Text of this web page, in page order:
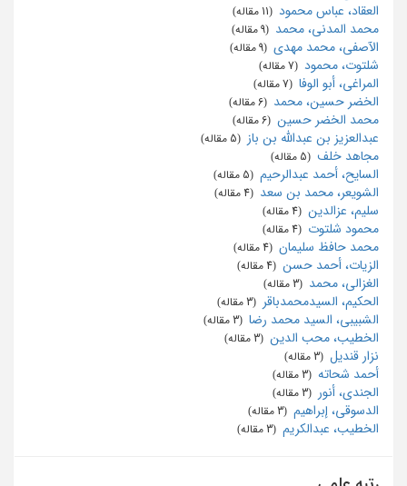
العقاد، عباس محمود
محمد المدنی، محمد
الآصفی، محمد مهدی
شلتوت، محمود
المراغی، أبو الوفا
الخضر حسین، محمد
محمد الخضر حسین
عبدالعزیز بن عبدالله بن باز
مجاهد خلف
السایح، أحمد عبدالرحیم
الشویعر، محمد بن سعد
سلیم، عزالدین
محمود شلتوت
محمد حافظ سلیمان
الزیات، أحمد حسن
الغزالی، محمد
الحکیم، السیدمحمدباقر
الشبیبی، السید محمد رضا
الخطیب، محب الدین
نزار قندیل
أحمد شحاته
الجندی، أنور
الدسوقی، إبراهیم
الخطیب، عبدالکریم